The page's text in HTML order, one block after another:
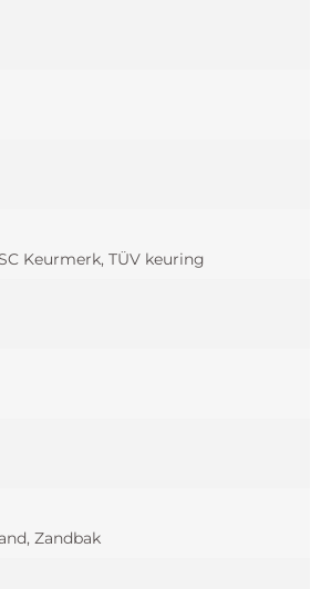
Keurmerk, TÜV keuring
Zandbak